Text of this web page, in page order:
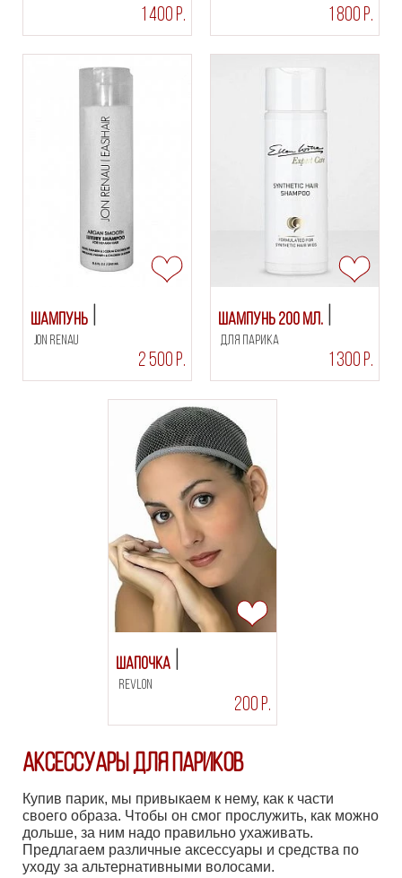
1 400 Р. 1 800 Р.
Шампунь
Jon Renau
2 500 Р.
Шампунь 200 мл.
для парика
1 300 Р.
Шапочка
Revlon
200 Р.
Аксессуары для париков
Купив парик, мы привыкаем к нему, как к части
своего образа. Чтобы он смог прослужить, как можно
дольше, за ним надо правильно ухаживать.
Предлагаем различные аксессуары и средства по
уходу за альтернативными волосами.